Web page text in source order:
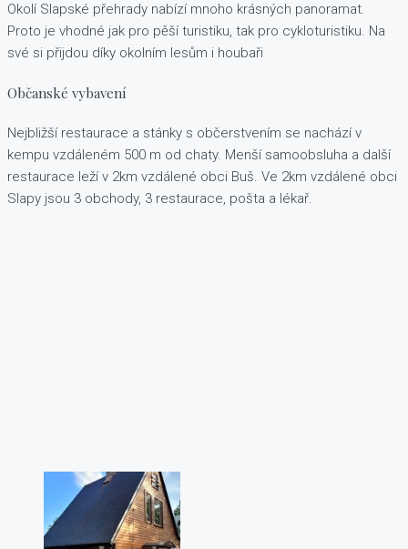
Okolí Slapské přehrady nabízí mnoho krásných panoramat.
Proto je vhodné jak pro pěší turistiku, tak pro cykloturistiku. Na
své si přijdou díky okolním lesům i houbaři
Občanské vybavení
Nejbližší restaurace a stánky s občerstvením se nachází v
kempu vzdáleném 500 m od chaty. Menší samoobsluha a další
restaurace leží v 2km vzdálené obci Buš. Ve 2km vzdálené obci
Slapy jsou 3 obchody, 3 restaurace, pošta a lékař.